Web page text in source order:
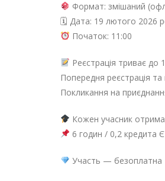
Формат: змішаний
🗓 Дата: 19 лютого 2026
Початок: 11:00
Реєстрація триває до
Попередня реєстрація
Покликання на
Кожен учасник
6 годин / 0,2 кредита
Участь — безоплатна